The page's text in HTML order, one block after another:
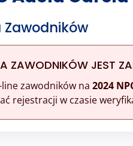
Zawodników
ZAWODNIKÓW JEST
zawodników na 2024
rejestracji w czasie